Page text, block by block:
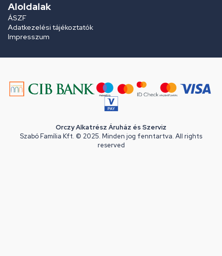
Aloldalak
ÁSZF
Adatkezelési tájékoztatók
Impresszum
Orczy Alkatrész Áruház és Szerviz
Szabó Família Kft. © 2025. Minden jog fenntartva. All rights
reserved